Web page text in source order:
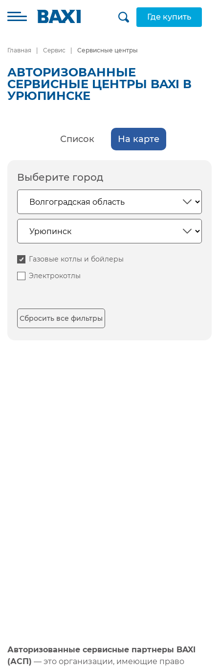
Где купить
Главная Сервис Сервисные центры
АВТОРИЗОВАННЫЕ
СЕРВИСНЫЕ ЦЕНТРЫ BAXI В
УРЮПИНСКЕ
Список На карте
Выберите город
Газовые котлы и бойлеры
Электрокотлы
Сбросить все фильтры
Авторизованные сервисные партнеры BAXI
(АСП) — это организации, имеющие право